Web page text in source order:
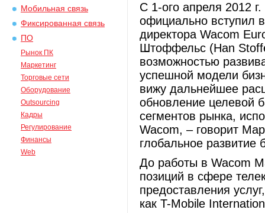
Мобильная связь
Фиксированная связь
ПО
Рынок ПК
Маркетинг
Торговые сети
Оборудование
Outsourcing
Кадры
Регулирование
Финансы
Web
С 1-ого апреля 2012
официально вступил
директора Wacom
Штоффельс (Han
возможностью
успешной модели
вижу дальнейшее
обновление целевой
сегментов рынка,
Wacom, – говорит
глобальное развитие
До работы в Wacom
позиций в сфере
предоставления
как T-Mobile